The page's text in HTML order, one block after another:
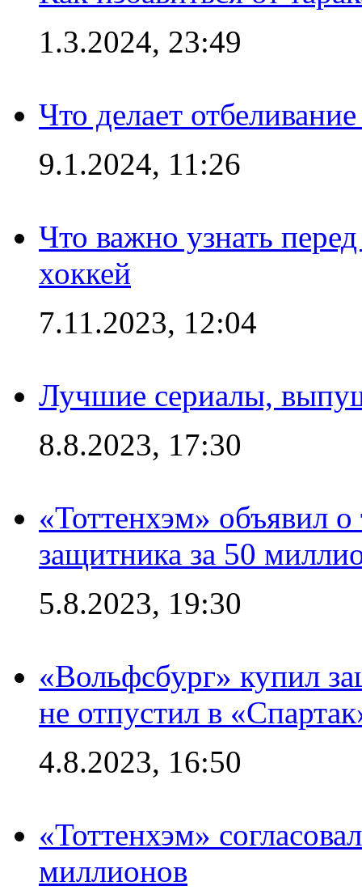
1.3.2024, 23:49
Что делает
9.1.2024, 11:26
Что важно узнать
хоккей
7.11.2023, 12:04
Лучшие сериалы,
8.8.2023, 17:30
«Тоттенхэм» объявил о
защитника за 50
5.8.2023, 19:30
«Вольфсбург» купил
не отпустил в
4.8.2023, 16:50
«Тоттенхэм»
миллионов